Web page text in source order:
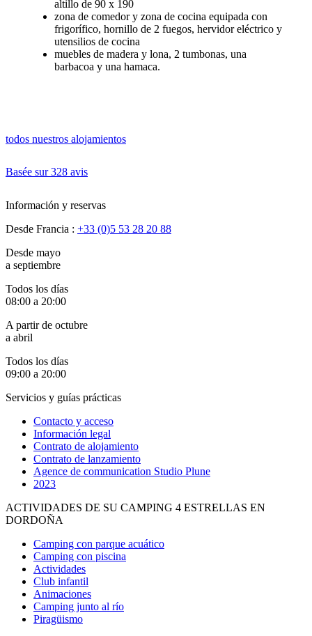
altillo de 90 x 190
zona de comedor y zona de cocina equipada con
frigorífico, hornillo de 2 fuegos, hervidor eléctrico y
utensilios de cocina
muebles de madera y lona, 2 tumbonas, una
barbacoa y una hamaca.
todos nuestros alojamientos
Basée sur328 avis
Información y reservas
Desde Francia : +33 (0)5 53 28 20 88
Desde mayo
a septiembre
Todos los días
08:00 a 20:00
A partir de octubre
a abril
Todos los días
09:00 a 20:00
Servicios y guías prácticas
Contacto y acceso
Información legal
Contrato de alojamiento
Contrato de lanzamiento
Agence de communication Studio Plune
2023
ACTIVIDADES DE SU CAMPING 4 ESTRELLAS EN
DORDOÑA
Camping con parque acuático
Camping con piscina
Actividades
Club infantil
Animaciones
Camping junto al río
Piragüismo